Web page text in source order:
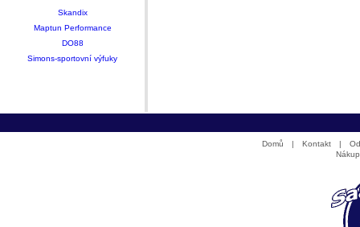
Skandix
Maptun Performance
DO88
Simons-sportovní výfuky
Domů | Kontakt |